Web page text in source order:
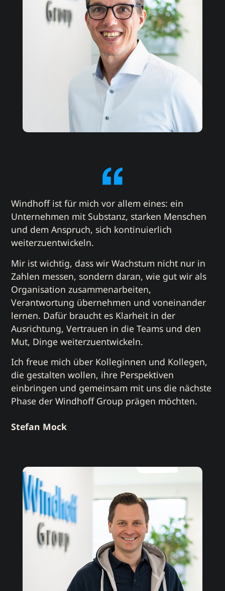
Windhoff ist für mich vor allem eines: ein
Unternehmen mit Substanz, starken Menschen
und dem Anspruch, sich kontinuierlich
weiterzuentwickeln.
Mir ist wichtig, dass wir Wachstum nicht nur in
Zahlen messen, sondern daran, wie gut wir als
Organisation zusammenarbeiten,
Verantwortung übernehmen und voneinander
lernen. Dafür braucht es Klarheit in der
Ausrichtung, Vertrauen in die Teams und den
Mut, Dinge weiterzuentwickeln.
Ich freue mich über Kolleginnen und Kollegen,
die gestalten wollen, ihre Perspektiven
einbringen und gemeinsam mit uns die nächste
Phase der Windhoff Group prägen möchten.
Stefan Mock